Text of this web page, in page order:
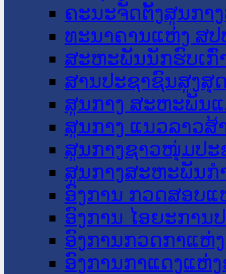
ຄະນະຈັດຕັ້ງສູນກາ
ທະນາຄານແຫ່ງ ສປ
ສະຫະພັນນັກຮົບເກົ່
ສານປະຊາຊົນສູງສຸ
ສູນກາງ ສະຫະພັນ
ສູນກາງ ແນວລາວສ້
ສູນກາງຊາວໜຸ່ມປະ
ສູນກາງສະຫະພັນກ
ອົງການ ກວດສອບແ
ອົງການ ໄອຍະການ
ອົງການກວດກາແຫ່
ອົງການກາແດງແຫ່